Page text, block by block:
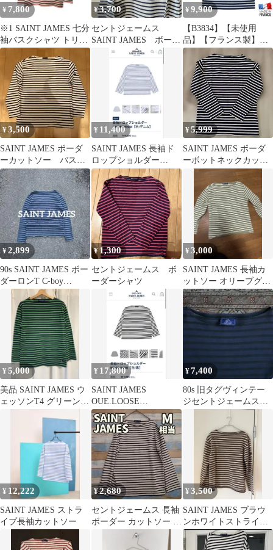
¥ 7,800
※1 SAINT JAMES 七分
袖バスクシャツ トリコ
ロール ボーダー M
¥3,700
セントジェームス
SAINT JAMES ボーダ
ー バスクシャツ ホ
¥ 9,900
【B3834】【未使用
品】【フランス製】
SAINT JAMES セント
ジェームス ロンT カッ
トソー ボーダー メンズ
0280-UE サイズ36
¥3,500
SAINT JAMES ボーダ
ーカットソー バスク
シャツ
¥ 11,400
SAINT JAMES 長袖ド
ロップショルダー
NEIGE/DENIM 新品
¥5,999
SAINT JAMES ボーダ
ーボットネックカット
ソー フランス製
¥2,899
90s SAINT JAMES ボー
ダーロンT C-boy
archive 美品
¥1,300
セントジェームス ボ
ーダーシャツ
¥3,000
SAINT JAMES 長袖カ
ットソー オリーブグリ
ーン
¥5,000
美品 SAINT JAMES ウ
ェッソンT4 グリーン/
¥ 17,800
SAINT JAMES
OUE.LOOSE
NEIGE/NOIR T6
¥7,400
80s 旧タグヴィンテー
ジセントジェームス
珍カラー フェード
¥ 12,222
SAINT JAMES ストラ
イプ長袖カットソー
¥2,680
セントジェームス 長袖
ボーダー カットソー 黒
白 M フランス製【か
¥3,500
SAINT JAMES ブラウ
ンホワイトストライプ
長袖カットソー